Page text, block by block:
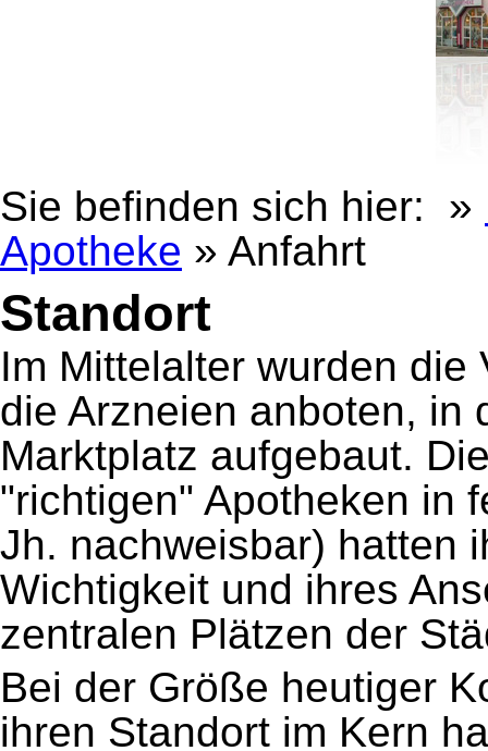
Sie befinden sich hier: »
Apotheke » Anfahrt
Standort
Im Mittelalter wurden
die Arzneien anboten, in
Marktplatz aufgebaut.
"richtigen" Apotheken in
Jh. nachweisbar) hatten
Wichtigkeit und ihres
zentralen Plätzen der
Bei der Größe heutiger
ihren Standort im Kern